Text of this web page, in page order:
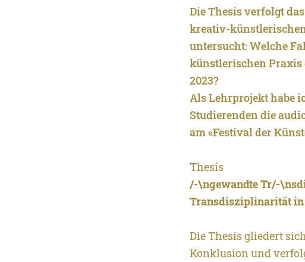
Die Thesis verfolgt
kreativ-
untersucht: Welche
künstlerischen Praxis
2023?
Als Lehrprojekt habe
Studierenden die
am «Festival der
Thesis
/-\ngewandte Tr/-
Transdisziplinarität
Die Thesis gliedert
Konklusion und